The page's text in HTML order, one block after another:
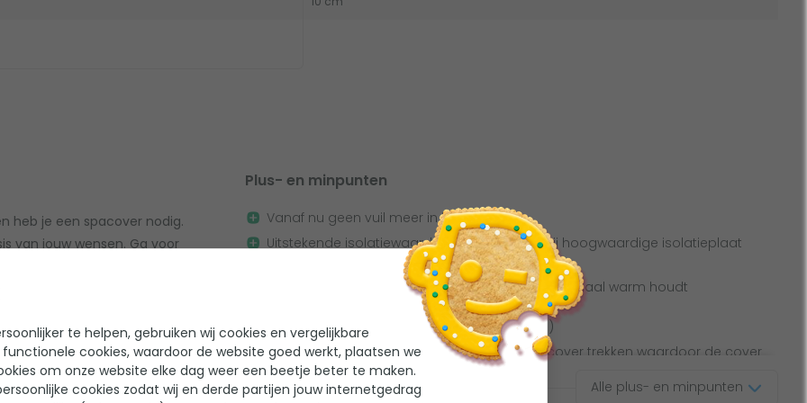
heb je een spacover nodig.
van jouw wensen. Ga voor
Dit model spacover is perfect
is 10 cm en het heeft
Skai, een hoogwaardige soort
dat de warmte nog beter
Plus- en minpunten
Vanaf nu geen vuil meer in je spa water
Uitstekende isolatiewaarde van 2,2 lbs dankzij hoogwaardige isolatieplaat
Lagere energiekosten doordat je het water optimaal warm houdt
Maatwerk: redelijk lange levertijd (4-6 weken)
Zonder bepaalde opties kan er vocht in de cover trekken waardoor de cover
zwaarder wordt om te verplaatsen
Alle plus- en minpunten
te helpen, gebruiken wij cookies en vergelijkbare
cookies, waardoor de website goed werkt, plaatsen we
om onze website elke dag weer een beetje beter te maken.
cookies zodat wij en derde partijen jouw internetgedrag